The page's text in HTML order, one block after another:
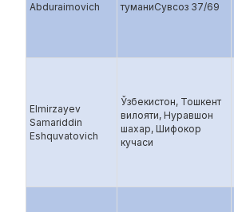
Abduraimovich
туманиСувсоз 37/69
Elmirzayev
Samariddin
Eshquvatovich
Ўзбекистон, Тошкент
вилояти, Нуравшон
шахар, Шифокор
кучаси